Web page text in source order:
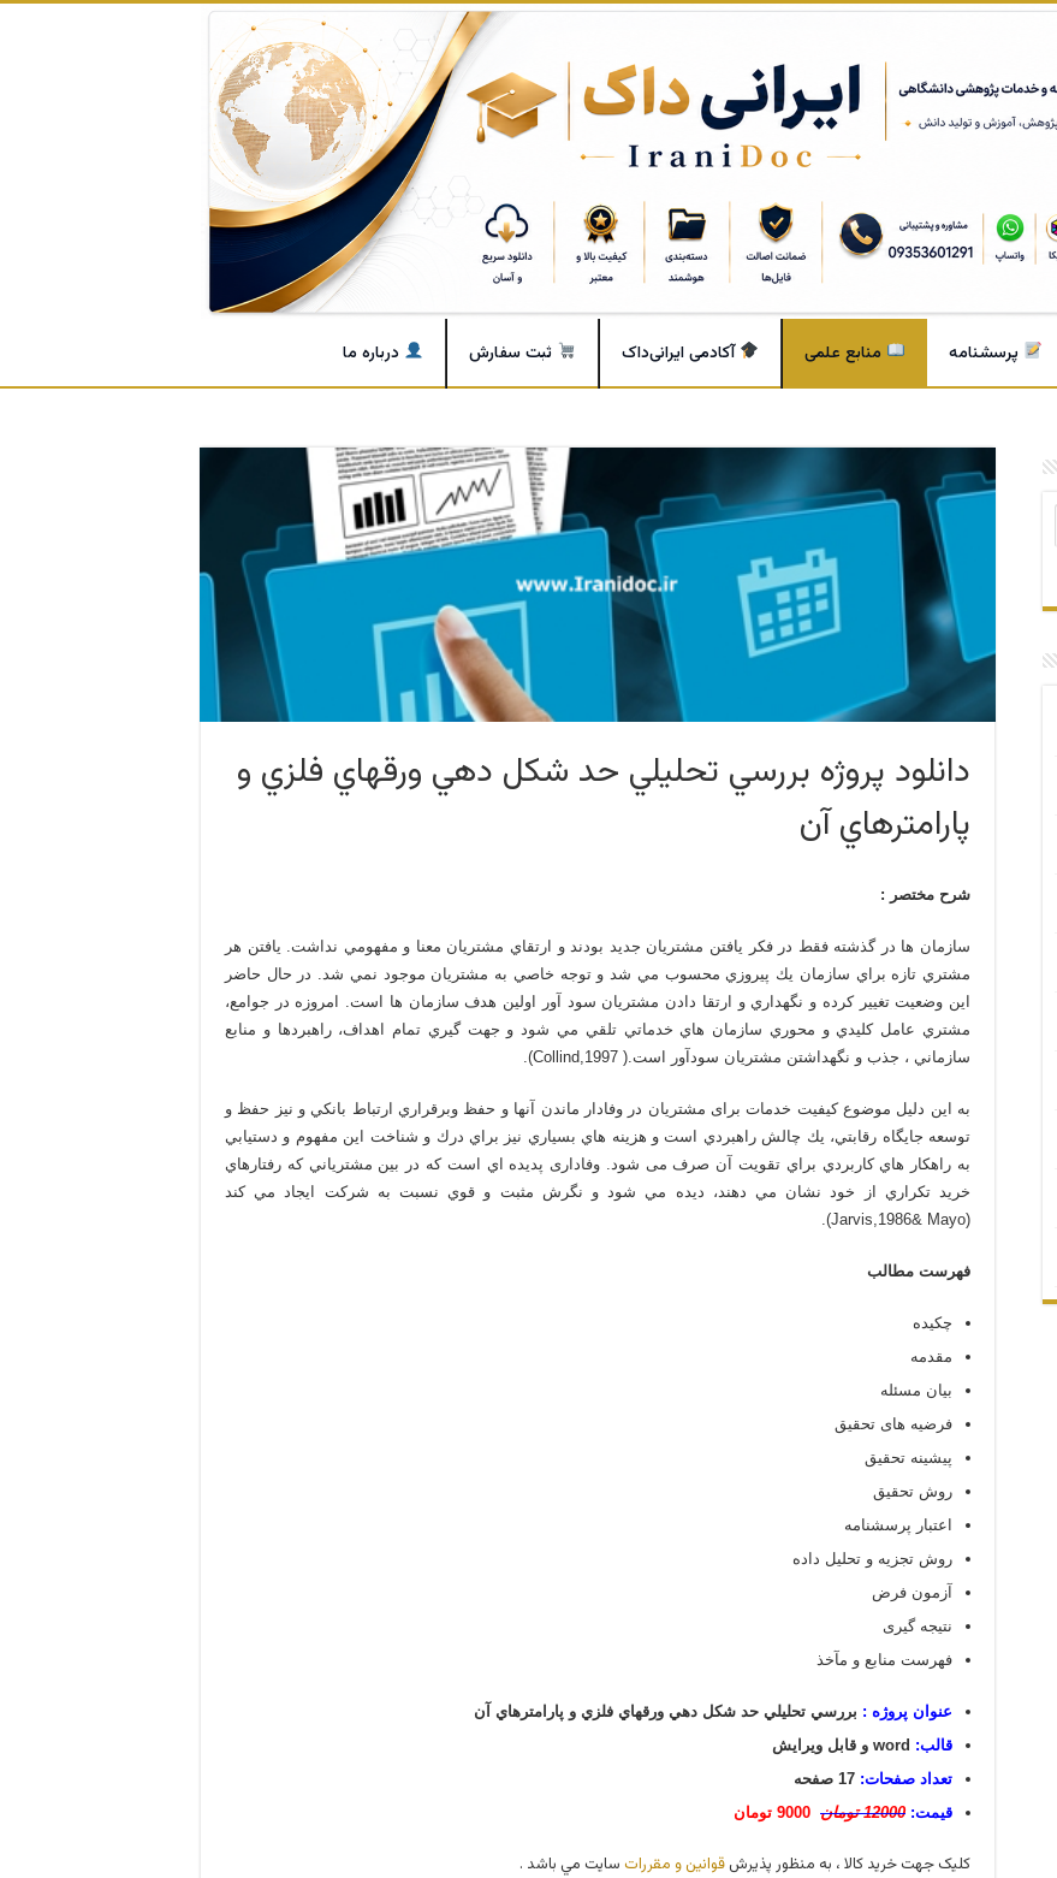
پرسشنامه منابع علمی آکادمی ایرانی‌داک ثبت سفارش درباره ما
دانلود پروژه بررسي تحليلي حد شكل دهي ورقهاي فلزي و
پارامترهاي آن
شرح مختصر :
سازمان ها در گذشته فقط در فكر يافتن مشتريان جديد بودند و ارتقاي مشتريان معنا و مفهومي نداشت. يافتن هر
مشتري تازه براي سازمان يك پيروزي محسوب مي شد و توجه خاصي به مشتريان موجود نمي شد. در حال حاضر
اين وضعيت تغيير كرده و نگهداري و ارتقا دادن مشتريان سود آور اولين هدف سازمان ها است. امروزه در جوامع،
مشتري عامل كليدي و محوري سازمان هاي خدماتي تلقي مي شود و جهت گيري تمام اهداف، راهبردها و منابع
سازماني ، جذب و نگهداشتن مشتريان سودآور است.( Collind,1997).
به اين دليل موضوع کیفیت خدمات برای مشتريان در وفادار ماندن آنها و حفظ وبرقراري ارتباط بانكي و نيز حفظ و
توسعه جايگاه رقابتي، يك چالش راهبردي است و هزينه هاي بسياري نيز براي درك و شناخت اين مفهوم و دستيابي
به راهكار هاي كاربردي براي تقويت آن صرف می شود. وفاداری پديده اي است كه در بين مشترياني كه رفتارهاي
خريد تكراري از خود نشان مي دهند، ديده مي شود و نگرش مثبت و قوي نسبت به شركت ايجاد مي كند
(Jarvis,1986& Mayo).
فهرست مطالب
چکیده
مقدمه
بیان مسئله
فرضیه های تحقیق
پیشینه تحقیق
روش تحقیق
اعتبار پرسشنامه
روش تجزیه و تحلیل داده
آزمون فرض
نتیجه گیری
فهرست منابع و مآخذ
عنوان پروژه : بررسي تحليلي حد شكل دهي ورقهاي فلزي و پارامترهاي آن
قالب:
تعداد صفحات:
قیمت: 12000 تومان 9000 تومان
کليک جهت خريد کالا ، به منظور پذيرش قوانين و مقررات سايت مي باشد .